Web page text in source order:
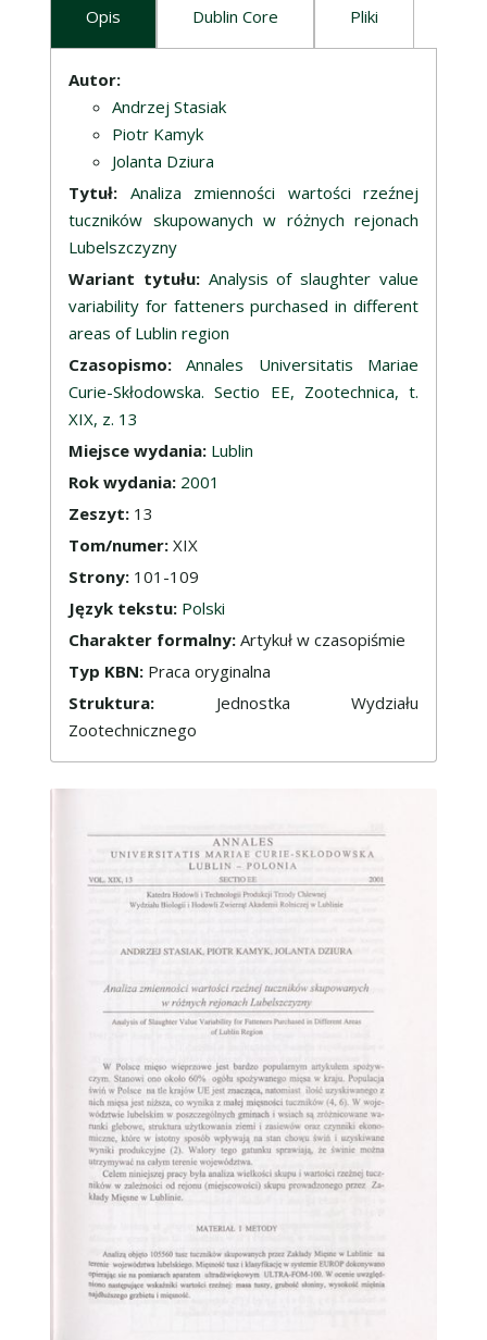
Opis Dublin Core Pliki
Opis
Autor:
Andrzej Stasiak
Piotr Kamyk
Jolanta Dziura
Tytuł: Analiza zmienności wartości rzeźnej
tuczników skupowanych w różnych rejonach
Lubelszczyzny
Wariant tytułu: Analysis of slaughter value
variability for fatteners purchased in different
areas of Lublin region
Czasopismo:Annales Universitatis Mariae
Curie-Skłodowska. Sectio EE, Zootechnica, t.
XIX, z. 13
Miejsce wydania: Lublin
Rok wydania: 2001
Zeszyt: 13
Tom/numer: XIX
Strony: 101-109
Język tekstu: Polski
Charakter formalny: Artykuł w czasopiśmie
Typ KBN: Praca oryginalna
Struktura: Jednostka Wydziału
Zootechnicznego